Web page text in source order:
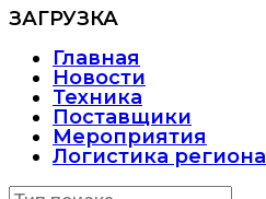
ЗАГРУЗКА
Главная
Новости
Техника
Поставщики
Мероприятия
Логистика региона